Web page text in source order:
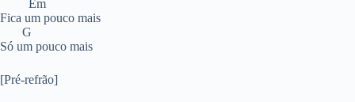
Em
Fica um pouco mais
G
Só um pouco mais
[Pré-refrão]